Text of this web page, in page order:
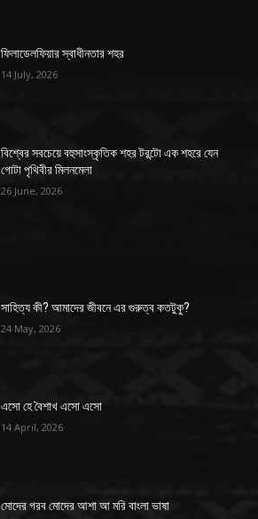
ফিলাডেলফিয়ার স্বাধীনতার শহর
14 July, 2026
বিশ্বের সবচেয়ে বহুসাংস্কৃতিক শহর টরন্টো এক শহরে যেন
গোটা পৃথিবীর মিলনমেলা
26 June, 2026
সাহিত্য কী? আমাদের জীবনে এর গুরুত্ব কতটুকু?
24 May, 2026
এসো হে বৈশাখ এসো এসো
14 April, 2026
মোদের গরব মোদের আশা আ মরি বাংলা ভাষা